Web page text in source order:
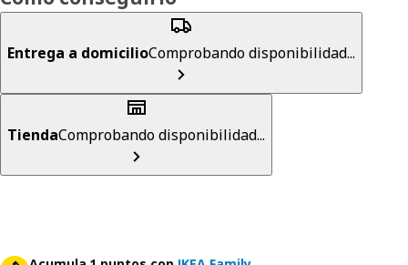
Entrega a domicilioComprobando disponibilidad...
TiendaComprobando disponibilidad...